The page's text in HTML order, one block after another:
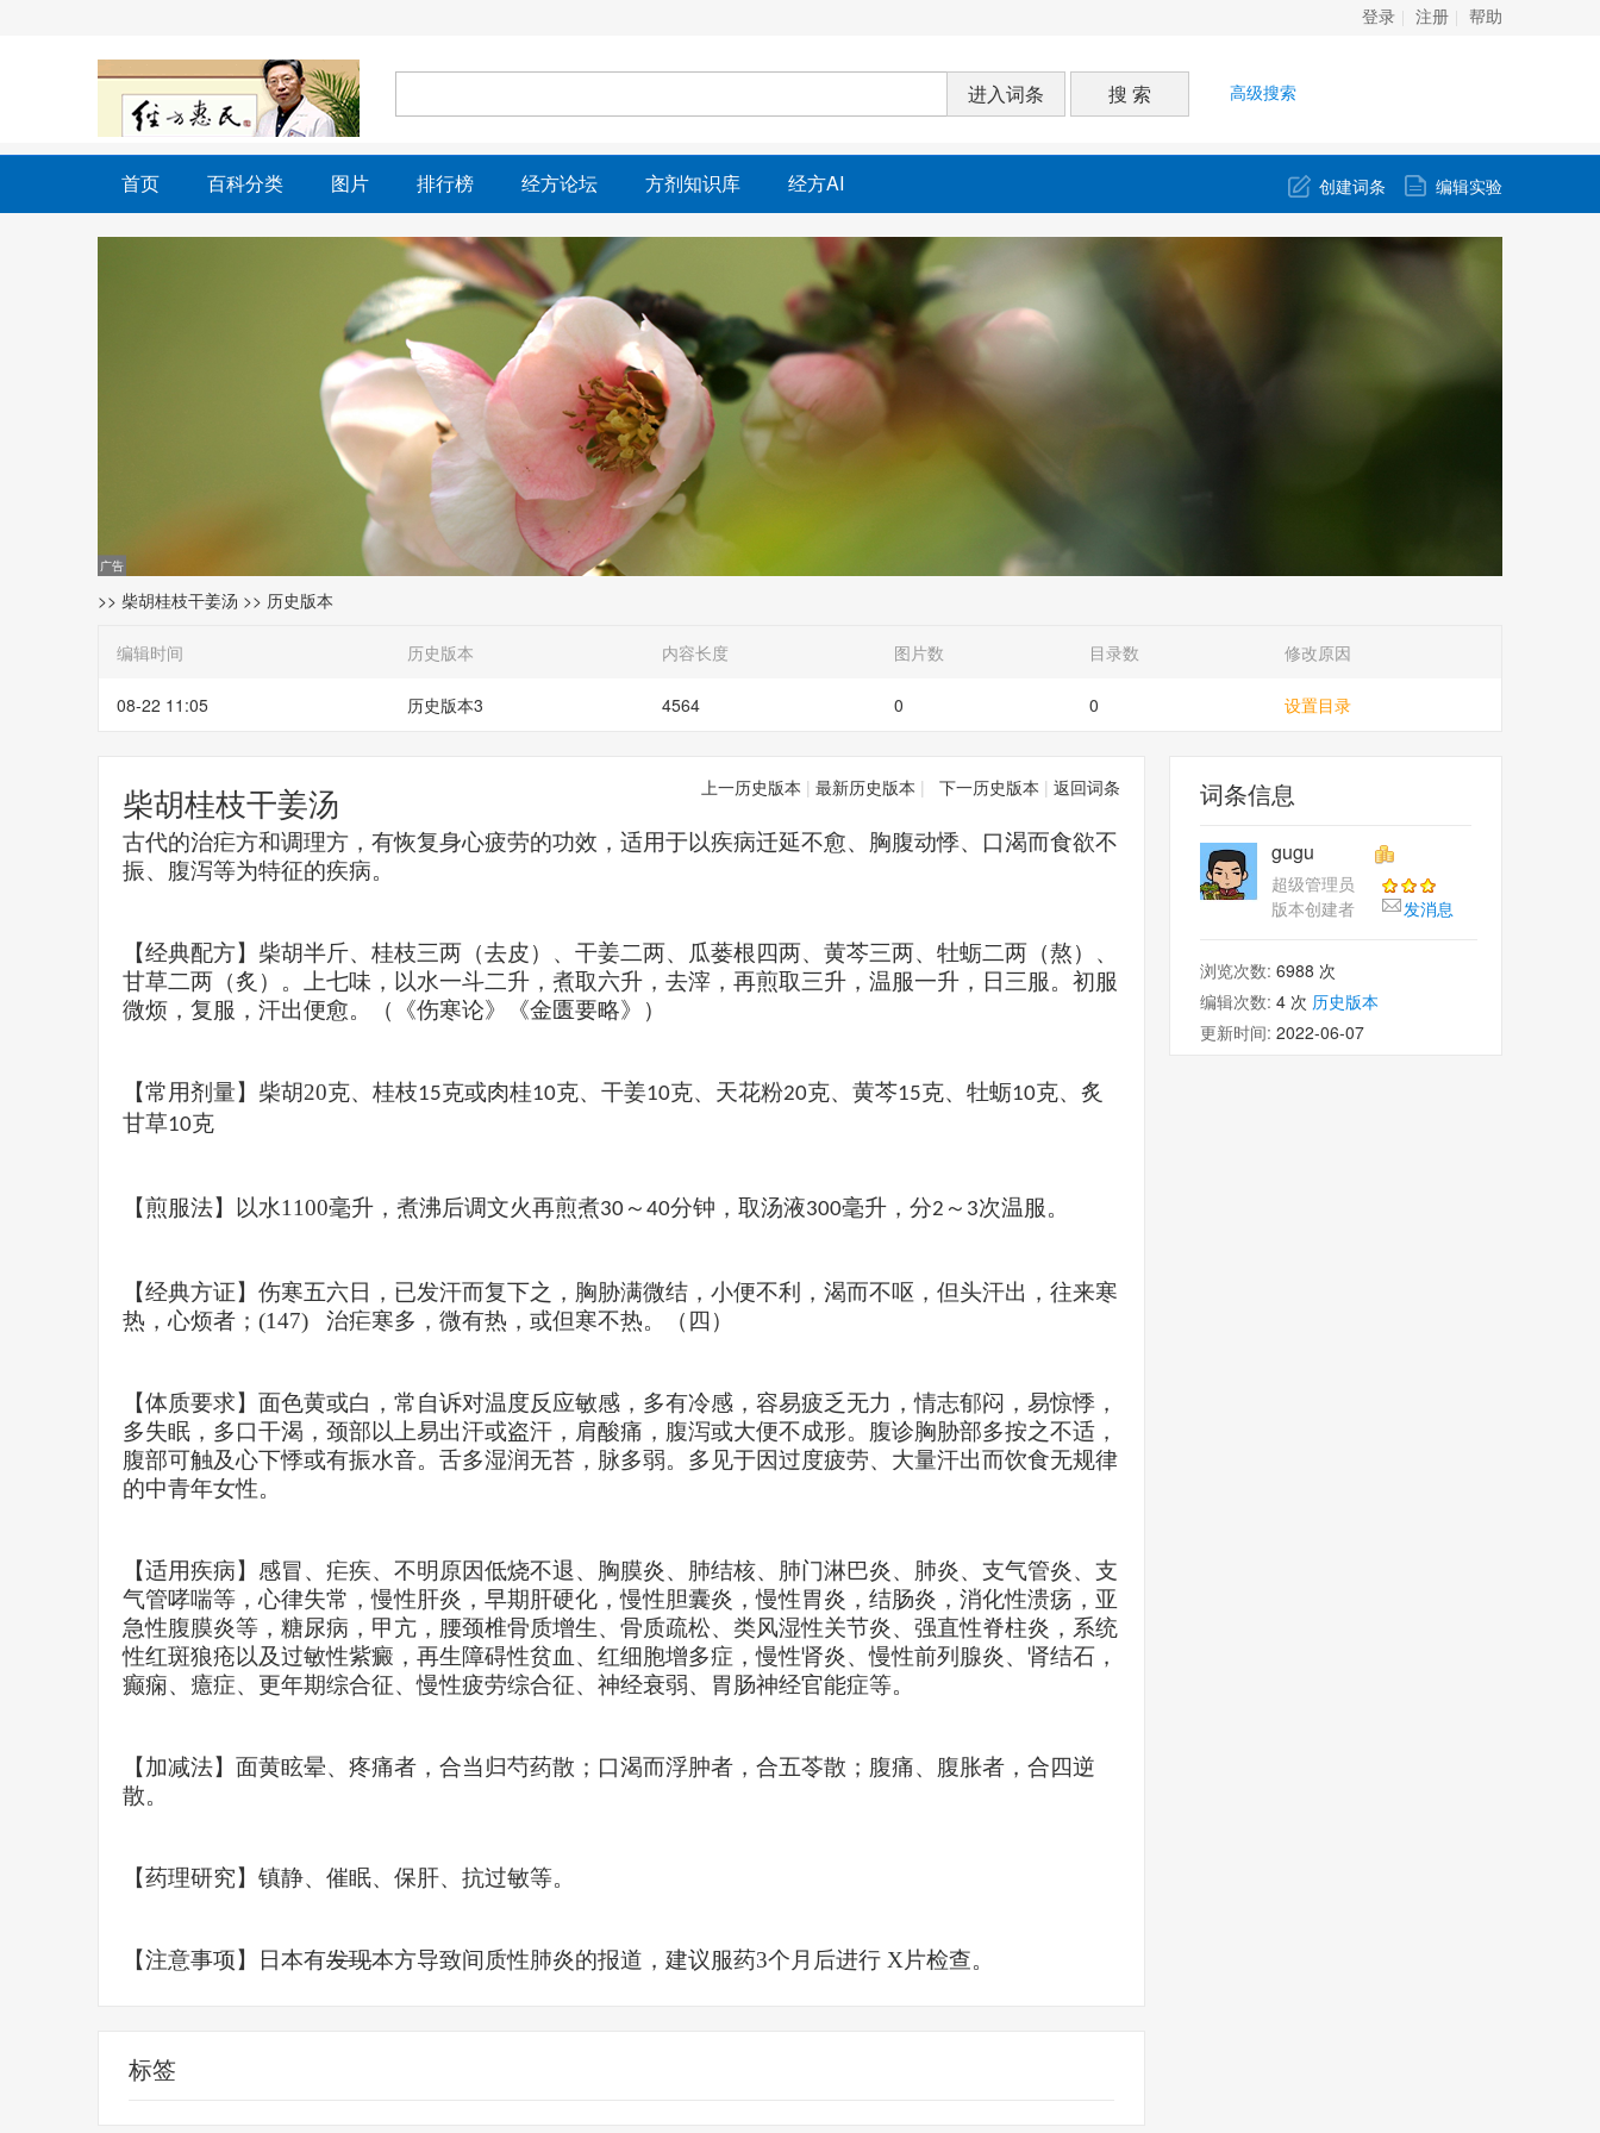
登录 注册 帮助
高级搜索
首页 百科分类 图片 排行榜 经方论坛 方剂知识库 经方AI 创建词条 编辑实验
>> 柴胡桂枝干姜汤 >> 历史版本
编辑时间 历史版本 内容长度 图片数 目录数 修改原因
08-22 11:05 历史版本3 4564 0 0 设置目录
上一历史版本 | 最新历史版本 | 下一历史版本 | 返回词条
柴胡桂枝干姜汤
古代的治疟方和调理方，有恢复身心疲劳的功效，适用于以疾病迁延不愈、胸腹动悸、口渴而食欲不
振、腹泻等为特征的疾病。
【经典配方】柴胡半斤、桂枝三两（去皮）、干姜二两、瓜蒌根四两、黄芩三两、牡蛎二两（熬）、
甘草二两（炙）。上七味，以水一斗二升，煮取六升，去滓，再煎取三升，温服一升，日三服。初服
微烦，复服，汗出便愈。（《伤寒论》《金匮要略》）
【常用剂量】 柴胡20克、桂枝15克或肉桂10克、干姜10克、天花粉20克、黄芩15克、牡蛎10克、炙
甘草10克
【煎服法】以水1100毫升，煮沸后调文火再煎煮30 ～ 40分钟，取汤液300毫升，分2 ～ 3次温服。
【经典方证】伤寒五六日，已发汗而复下之，胸胁满微结，小便不利，渴而不呕，但头汗出，往来寒
热，心烦者； (147) 治疟寒多，微有热，或但寒不热。（四）
【体质要求】面色黄或白，常自诉对温度反应敏感，多有冷感，容易疲乏无力，情志郁闷，易惊悸，
多失眠，多口干渴，颈部以上易出汗或盗汗，肩酸痛，腹泻或大便不成形。腹诊胸胁部多按之不适，
腹部可触及心下悸或有振水音。舌多湿润无苔，脉多弱。多见于因过度疲劳、大量汗出而饮食无规律
的中青年女性。
【适用疾病】感冒、疟疾、不明原因低烧不退、胸膜炎、肺结核、肺门淋巴炎、肺炎、支气管炎、支
气管哮喘等，心律失常，慢性肝炎，早期肝硬化，慢性胆囊炎，慢性胃炎，结肠炎，消化性溃疡，亚
急性腹膜炎等，糖尿病，甲亢，腰颈椎骨质增生、骨质疏松、类风湿性关节炎、强直性脊柱炎，系统
性红斑狼疮以及过敏性紫癜，再生障碍性贫血、红细胞增多症，慢性肾炎、慢性前列腺炎、肾结石，
癫痫、癔症、更年期综合征、慢性疲劳综合征、神经衰弱、胃肠神经官能症等。
【加减法】面黄眩晕、疼痛者，合当归芍药散；口渴而浮肿者，合五苓散；腹痛、腹胀者，合四逆
散。
【药理研究】镇静、催眠、保肝、抗过敏等。
【注意事项】日本有发现本方导致间质性肺炎的报道 ，建议服药3个月 后进行 X片检查。
标签
词条信息
gugu
超级管理员
版本创建者
发消息
浏览次数: 6988 次
编辑次数: 4 次 历史版本
更新时间: 2022-06-07